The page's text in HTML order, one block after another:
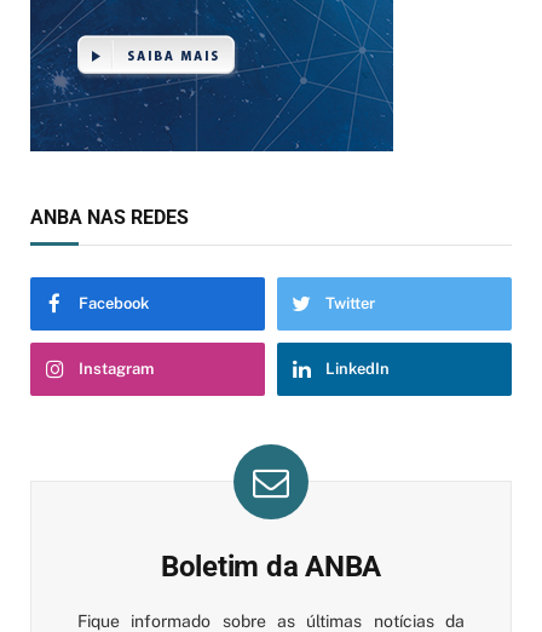
ANBA NAS REDES
Facebook Twitter
Instagram LinkedIn
Boletim da ANBA
Fique informado sobre as últimas notícias da